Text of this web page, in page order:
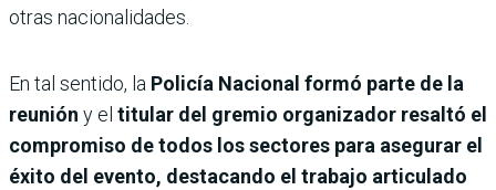
otras nacionalidades.
En tal sentido, la Policía Nacional formó parte de la
reunión y el titular del gremio organizador resaltó el
compromiso de todos los sectores para asegurar el
éxito del evento, destacando el trabajo articulado